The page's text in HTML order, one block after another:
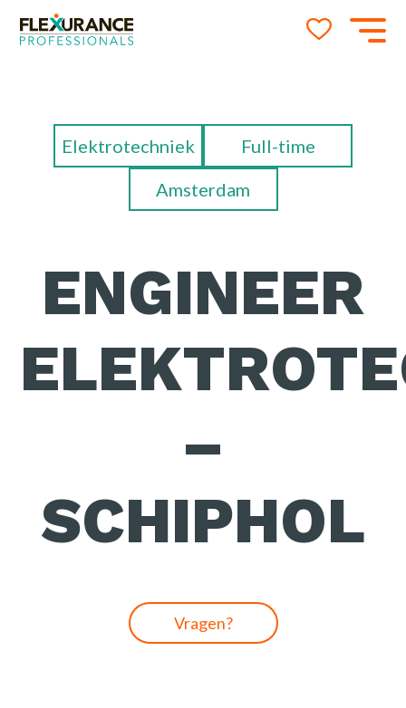
Elektrotechniek
Full-time
Amsterdam
ENGINEER
–
SCHIPHOL
Vragen?
Naam
locatie
Amsterdam
Groningen
Flevoland
Noord-Brabant